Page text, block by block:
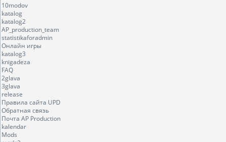
10modov
katalog
katalog2
AP_production_team
statistikaforadmin
Онлайн игры
katalog3
knigadeza
FAQ
2glava
3glava
release
Правила сайта UPD
Обратная связь
Почта AP Production
kalendar
Mods